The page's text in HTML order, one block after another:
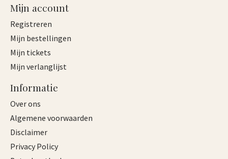
Mijn account
Registreren
Mijn bestellingen
Mijn tickets
Mijn verlanglijst
Informatie
Over ons
Algemene voorwaarden
Disclaimer
Privacy Policy